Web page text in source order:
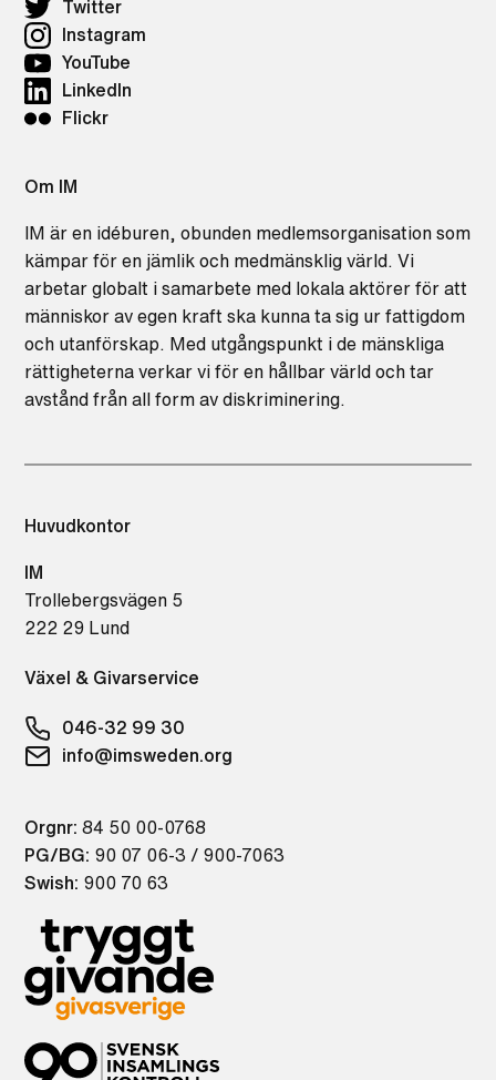
Twitter
Instagram
YouTube
LinkedIn
Flickr
Om IM
IM är en idéburen, obunden medlemsorganisation som
kämpar för en jämlik och medmänsklig värld. Vi
arbetar globalt i samarbete med lokala aktörer för att
människor av egen kraft ska kunna ta sig ur fattigdom
och utanförskap. Med utgångspunkt i de mänskliga
rättigheterna verkar vi för en hållbar värld och tar
avstånd från all form av diskriminering.
Huvudkontor
IM
Trollebergsvägen 5
222 29 Lund
Växel & Givarservice
046-32 99 30
info@imsweden.org
Orgnr: 84 50 00-0768
PG/BG: 90 07 06-3 / 900-7063
Swish: 900 70 63